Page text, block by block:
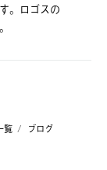
。ロゴスの
覧 ブログ